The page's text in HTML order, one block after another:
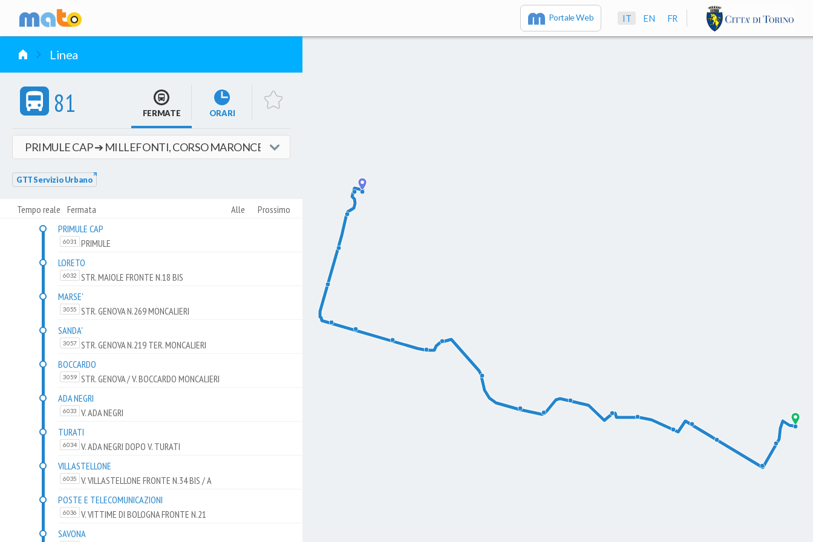
vai al contenuto
Portale Web IT EN FR
Linea
81 FERMATE ORARI
GTT Servizio Urbano
Tempo reale Fermata Alle
Prossimo
PRIMULE CAP
6031
PRIMULE
LORETO
6032
STR. MAIOLE FRONTE N.18 BIS
MARSE'
3055
STR. GENOVA N.269 MONCALIERI
SANDA'
3057 STR. GENOVA N.219 TER. MONCALIERI
BOCCARDO
3059 STR. GENOVA / V. BOCCARDO MONCALIERI
ADA NEGRI
6033
V. ADA NEGRI
TURATI
6034 V. ADA NEGRI DOPO V. TURATI
VILLASTELLONE
6035
V. VILLASTELLONE FRONTE N.34 BIS / A
POSTE E TELECOMUNICAZIONI
6036
V. VITTIME DI BOLOGNA FRONTE N.21
SAVONA